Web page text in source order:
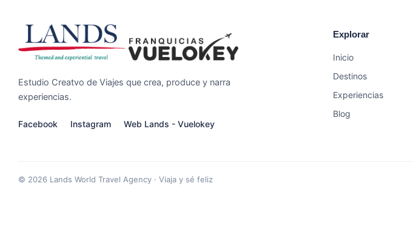
Estudio Creatvo de Viajes que crea, produce y narra
experiencias.
Facebook Instagram Web Lands - Vuelokey
Explorar
Inicio
Destinos
Experiencias
Blog
© 2026 Lands World Travel Agency · Viaja y sé feliz